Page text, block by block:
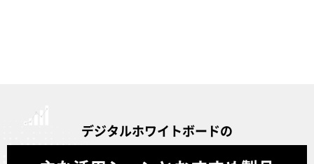
デジタルホワイトボードの